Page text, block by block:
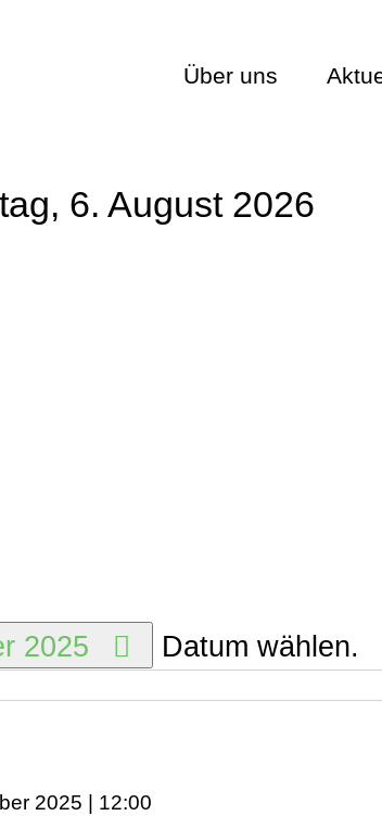
Über uns
6. August 2026
2025 Datum wählen.
2025 | 12:00